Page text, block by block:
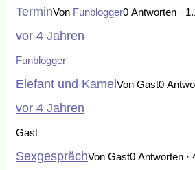
TerminVon Funblogger0 Antworten ·
vor 4 Jahren
Funblogger
Elefant und KamelVon Gast0
vor 4 Jahren
Gast
SexgesprächVon Gast0 Antworten ·